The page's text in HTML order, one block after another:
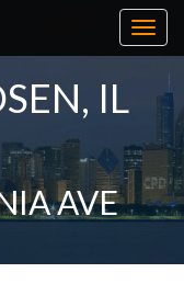
IL
AVE